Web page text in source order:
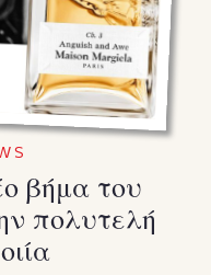
βήμα του
πολυτελή